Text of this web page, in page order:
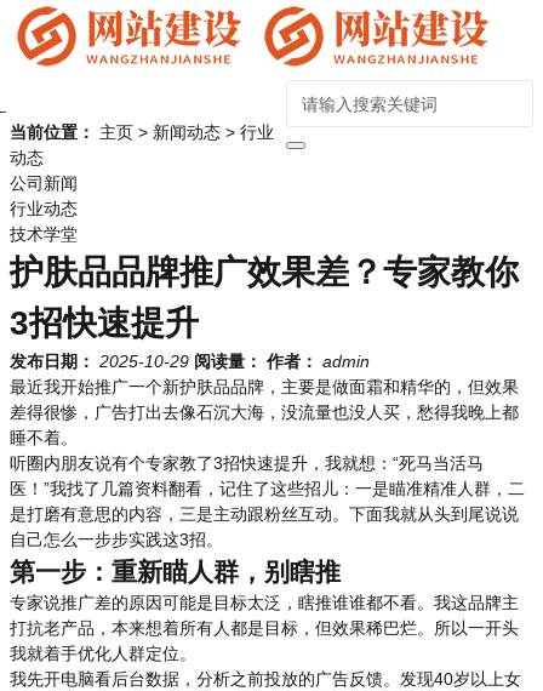
当前位置： 主页 > 新闻动态 > 行业
动态
公司新闻
行业动态
技术学堂
护肤品品牌推广效果差？专家教你
3招快速提升
发布日期： 2025-10-29 阅读量： 作者： admin
最近我开始推广一个新护肤品品牌，主要是做面霜和精华的，但效果
差得很惨，广告打出去像石沉大海，没流量也没人买，愁得我晚上都
睡不着。
听圈内朋友说有个专家教了3招快速提升，我就想：“死马当活马
医！”我找了几篇资料翻看，记住了这些招儿：一是瞄准精准人群，二
是打磨有意思的内容，三是主动跟粉丝互动。下面我就从头到尾说说
自己怎么一步步实践这3招。
第一步：重新瞄人群，别瞎推
专家说推广差的原因可能是目标太泛，瞎推谁谁都不看。我这品牌主
打抗老产品，本来想着所有人都是目标，但效果稀巴烂。所以一开头
我就着手优化人群定位。
我先开电脑看后台数据，分析之前投放的广告反馈。发现40岁以上女